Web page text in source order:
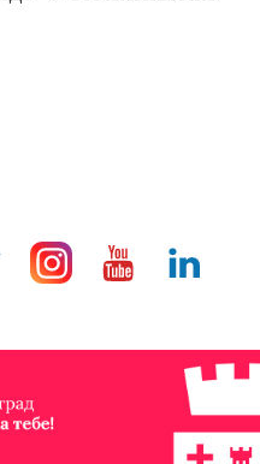
InstragramYoutubeLinkedin